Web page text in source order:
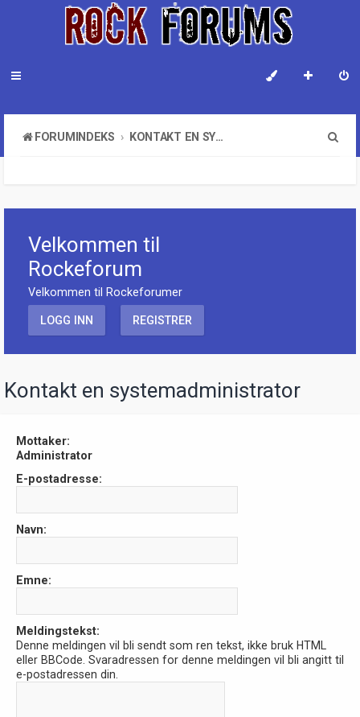
FORUMINDEKS KONTAKT EN SYSTEMADMINISTRATOR
Velkommen til
Rockeforum
Velkommen til Rockeforumer
LOGG INN REGISTRER
Kontakt en systemadministrator
Mottaker:
Administrator
E-postadresse:
Navn:
Emne:
Meldingstekst:
Denne meldingen vil bli sendt som ren tekst, ikke bruk HTML
eller BBCode. Svaradressen for denne meldingen vil bli angitt til
e-postadressen din.